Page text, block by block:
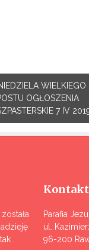
WIELKIEGO
OGŁOSZENIA
7 IV
Kontakt
Parafia
ul.
96-200